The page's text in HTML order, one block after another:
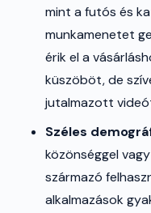
mint a futós és
munkamenetet
érik el a
küszöböt, de
jutalmazott
Széles
közönséggel
származó
alkalmazások